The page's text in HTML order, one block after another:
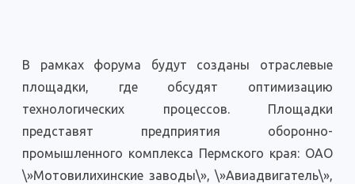
В рамках форума будут созданы отраслевые
площадки, где обсудят оптимизацию
технологических процессов. Площадки
представят предприятия оборонно-
промышленного комплекса Пермского края: ОАО
\»Мотовилихинские заводы\», \»Авиадвигатель\»,